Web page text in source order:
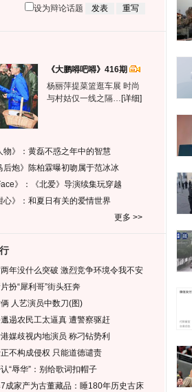
设为辩论话题
《大鹏嘚吧嘚》416期
杨丽萍提菜篮逛车展 时尚
与村姑仅一线之隔… [详细]
物》：黄磊不惑之年中的智慧
后炮》陈柏霖曝初吻属于范冰冰
》：《北爱》导演续集玩穿越
心》：和夏日有关的爱情世界
更多 >>
年没什么突破 激烈竞争环境令我不安
扮“犀利哥”街头狂奔
人艺演员中数刀(图)
遢农民工太逼真 遭警察驱赶
媒歧视内地演员 称刁钻势利
不构成侵权 只能道德谴责
“辱华”：别给歌词扣帽子
成家产为古董藏品：睡180年历史古床